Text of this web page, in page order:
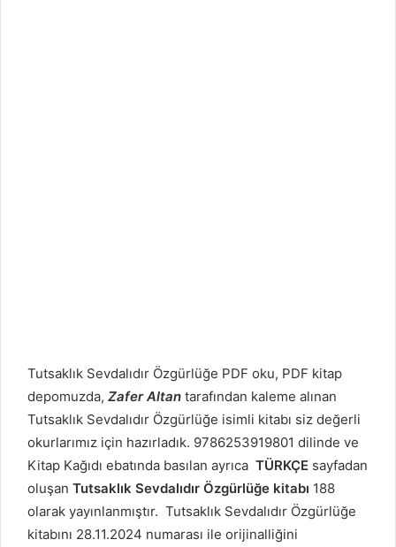
Tutsaklık Sevdalıdır Özgürlüğe PDF oku, PDF kitap
depomuzda, Zafer Altan tarafından kaleme alınan
Tutsaklık Sevdalıdır Özgürlüğe isimli kitabı siz değerli
okurlarımız için hazırladık. 9786253919801 dilinde ve
Kitap Kağıdı ebatında basılan ayrıca TÜRKÇE sayfadan
oluşan Tutsaklık Sevdalıdır Özgürlüğe kitabı 188
olarak yayınlanmıştır. Tutsaklık Sevdalıdır Özgürlüğe
kitabını 28.11.2024 numarası ile orijinalliğini